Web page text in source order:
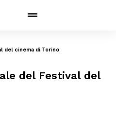
del cinema di Torino
del Festival del